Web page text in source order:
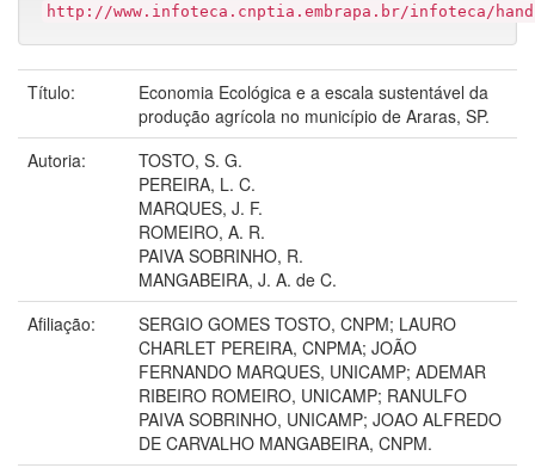
http://www.infoteca.cnptia.embrapa.br/infoteca/
Título:
Economia Ecológica e a escala sustentável da
produção agrícola no município de Araras, SP.
Autoria:
TOSTO, S. G.
PEREIRA, L. C.
MARQUES, J. F.
ROMEIRO, A. R.
PAIVA SOBRINHO, R.
MANGABEIRA, J. A. de C.
Afiliação:
SERGIO GOMES TOSTO, CNPM; LAURO
CHARLET PEREIRA, CNPMA; JOÃO
FERNANDO MARQUES, UNICAMP; ADEMAR
RIBEIRO ROMEIRO, UNICAMP; RANULFO
PAIVA SOBRINHO, UNICAMP; JOAO ALFREDO
DE CARVALHO MANGABEIRA, CNPM.